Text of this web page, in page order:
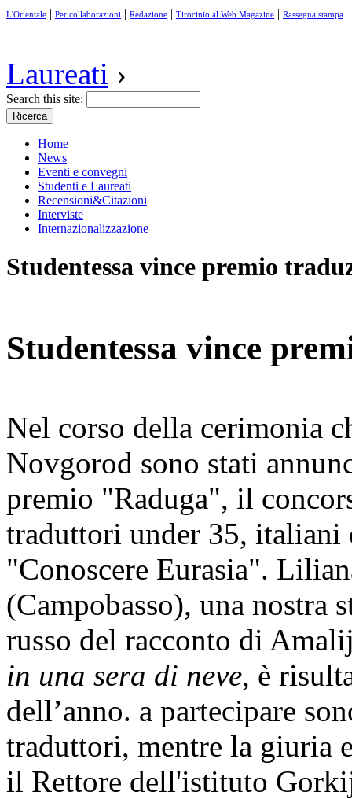
L'Orientale | Per collaborazioni | Redazione | Tirocinio al Web Magazine | Rassegna stampa
Laureati ›
Search this site:
Home
News
Eventi e convegni
Studenti e Laureati
Recensioni&Citazioni
Interviste
Internazionalizzazione
Studentessa vince premio
Studentessa vince
Nel corso della cerimonia
Novgorod sono stati
premio "Raduga", il
traduttori under 35, italiani
"Conoscere Eurasia".
(Campobasso), una nostra
russo del racconto di
in una sera di neve, è
dell’anno. a partecipare
traduttori, mentre la giuria
il Rettore dell'istituto